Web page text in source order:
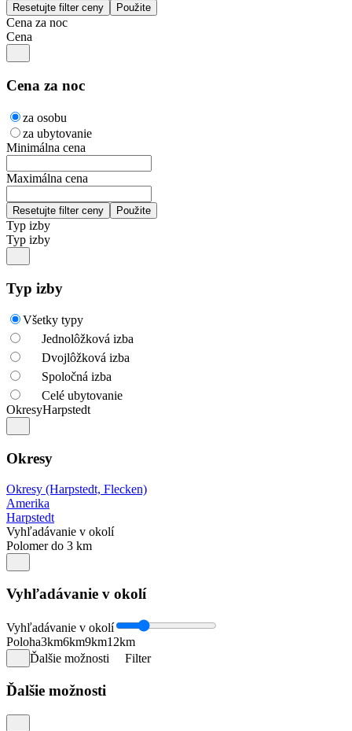
Cena za noc
Cena
Cena za noc
za osobu
za ubytovanie
Minimálna cena
Maximálna cena
Typ izby
Typ izby
Typ izby
Všetky typy
Jednolôžková izba
Dvojlôžková izba
Spoločná izba
Celé ubytovanie
OkresyHarpstedt
Okresy
Okresy (Harpstedt, Flecken)
Amerika
Harpstedt
Vyhľadávanie v okolí
Polomer do 3 km
Vyhľadávanie v okolí
Vyhľadávanie v okolí
Poloha3km6km9km12km
Ďalšie možnosti
Filter
Ďalšie možnosti